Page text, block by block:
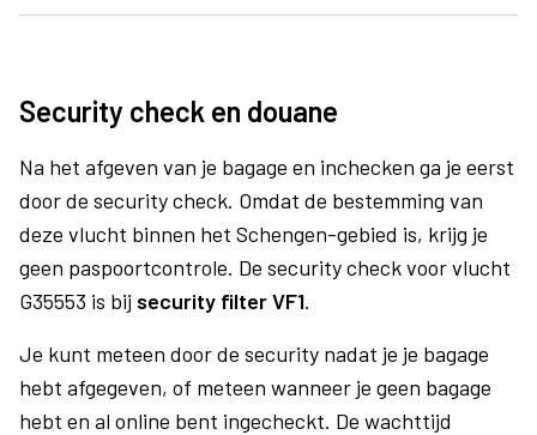
Security check en douane
Na het afgeven van je bagage en inchecken ga je eerst
door de security check. Omdat de bestemming van
deze vlucht binnen het Schengen-gebied is, krijg je
geen paspoortcontrole. De security check voor vlucht
G35553 is bij security filter VF1.
Je kunt meteen door de security nadat je je bagage
hebt afgegeven, of meteen wanneer je geen bagage
hebt en al online bent ingecheckt. De wachttijd